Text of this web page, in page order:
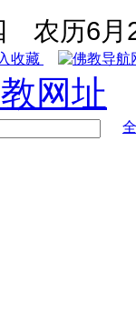
农历6月
收藏
网址